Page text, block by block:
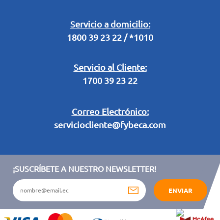
Servicio a domicilio:
1800 39 23 22 / *1010
Servicio al Cliente:
1700 39 23 22
Correo Electrónico:
serviciocliente@fybeca.com
Legal Campaña Produbanco
Términos y condiciones sorteo partido de fútbol "Tu ídolo"
¡SUSCRÍBETE A NUESTRO NEWSLETTER!
ENVIAR